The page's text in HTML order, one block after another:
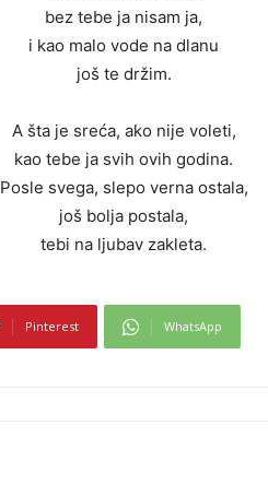
bez tebe ja nisam ja,
i kao malo vode na dlanu
još te držim.
A šta je sreća, ako nije voleti,
kao tebe ja svih ovih godina.
Posle svega, slepo verna ostala,
još bolja postala,
tebi na ljubav zakleta.
Pinterest WhatsApp